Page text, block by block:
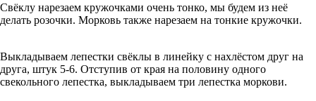
Свёклу нарезаем кружочками очень тонко, мы будем из неё
делать розочки. Морковь также нарезаем на тонкие кружочки.
Выкладываем лепестки свёклы в линейку с нахлёстом друг на
друга, штук 5-6. Отступив от края на половину одного
свекольного лепестка, выкладываем три лепестка моркови.